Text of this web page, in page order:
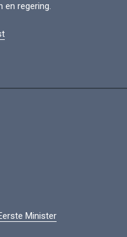
en regering.
Minister